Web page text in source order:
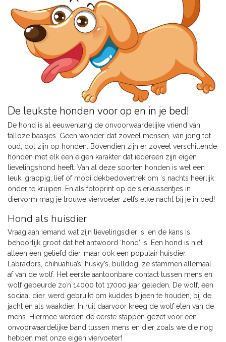
De leukste honden voor op en in je bed!
De hond is al eeuwenlang de onvoorwaardelijke vriend van
talloze baasjes. Geen wonder dat zoveel mensen, van jong tot
oud, dol zijn op honden. Bovendien zijn er zoveel verschillende
honden met elk een eigen karakter dat iedereen zijn eigen
lievelingshond heeft. Van al deze soorten honden is wel een
leuk, grappig, lief of mooi dekbedovertrek om ‘s nachts heerlijk
onder te kruipen. En als fotoprint op de sierkussentjes in
diervorm mag je trouwe viervoeter zelfs elke nacht bij je in bed!
Hond als huisdier
Vraag aan iemand wat zijn lievelingsdier is, en de kans is
behoorlijk groot dat het antwoord ‘hond’ is. Een hond is niet
alleen een geliefd dier, maar ook een populair huisdier.
Labradors, chihuahua’s, husky’s, bulldog: ze stammen allemaal
af van de wolf. Het eerste aantoonbare contact tussen mens en
wolf gebeurde zo’n 14000 tot 17000 jaar geleden. De wolf, een
sociaal dier, werd gebruikt om kuddes bijeen te houden, bij de
jacht en als waakdier. In ruil daarvoor kreeg de wolf eten van de
mens. Hiermee werden de eerste stappen gezet voor een
onvoorwaardelijke band tussen mens en dier zoals we die nog
hebben met onze eigen viervoeter!